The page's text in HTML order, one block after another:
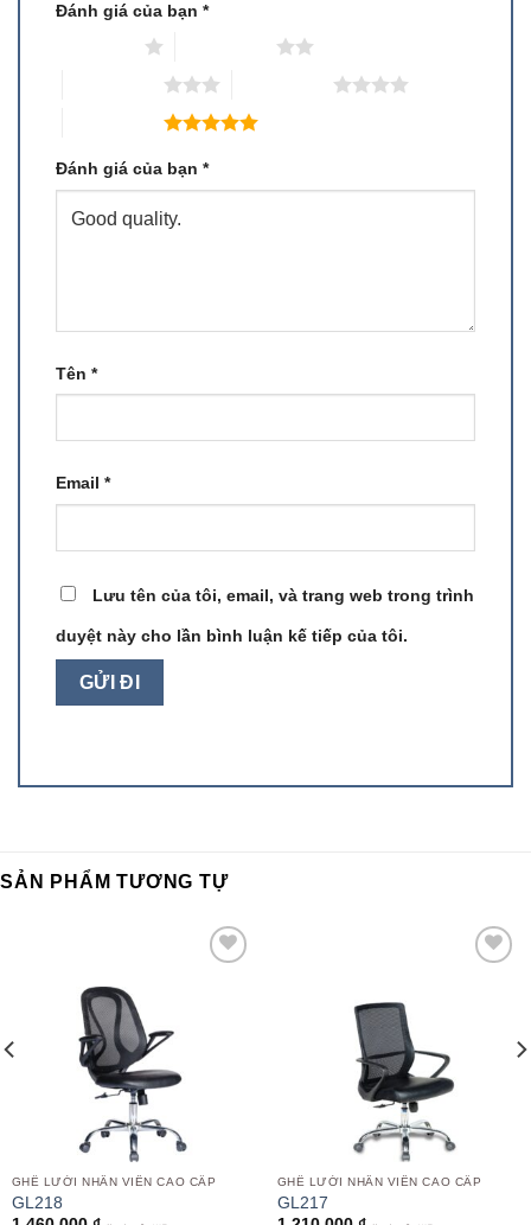
Đánh giá của bạn *
Đánh giá của bạn *
Tên *
Email *
Lưu tên của tôi, email, và trang web trong trình
duyệt này cho lần bình luận kế tiếp của tôi.
SẢN PHẨM TƯƠNG TỰ
GHẾ LƯỚI NHÂN VIÊN CAO CẤP
GL218
GHẾ LƯỚI NHÂN VIÊN CAO CẤP
GL217